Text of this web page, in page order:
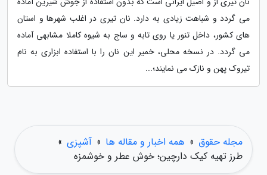
می گردد و شباهت زیادی به دارد. نان تیری در اغلب شهرها و استان
های کشور، داخل تنور یا روی تابه و ساج به شیوه کاملا مشابهی آماده
می گردد. در نسخه محلی، خمیر این نان را با استفاده ابزاری به نام
تیروک پهن و نازک می نمایند؛...
مجله حقوق » همه اخبار و مقاله ها » آشپزی »
طرز تهیه کیک دارچین؛ خوش عطر و خوشمزه